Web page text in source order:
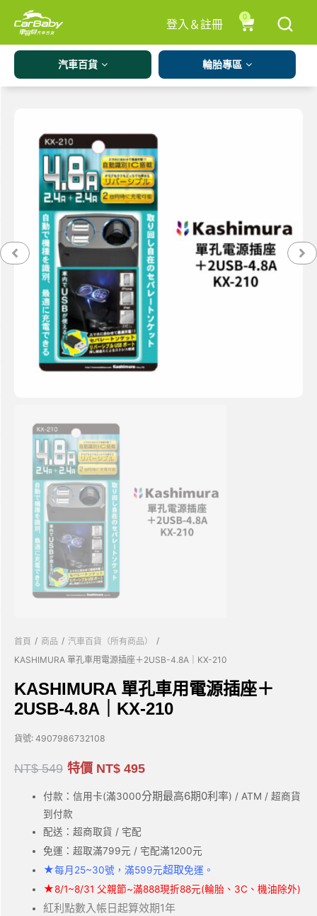
登入＆註冊
0
汽車百貨 輪胎專區
首頁 / 商品 / 汽車百貨（所有商品）
/
KASHIMURA 單孔車用電源插座＋2USB-4.8A｜KX-210
KASHIMURA 單孔車用電源插座＋
2USB-4.8A｜KX-210
貨號: 4907986732108
NT$549 特價 NT$ 495
付款：信用卡(滿3000分期最高6期0利率) / ATM / 超商貨
到付款
配送：超商取貨 / 宅配
免運：超取滿799元 / 宅配滿1200元
★每月25~30號，滿599元超取免運。
★8/1~8/31 父親節~滿888現折88元(輪胎、3C、機油除外)
紅利點數入帳日起算效期1年